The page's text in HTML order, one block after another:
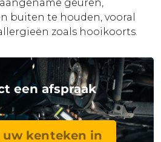
geuren,
buiten te houden, vooral
zoals hooikoorts.
een afspraak